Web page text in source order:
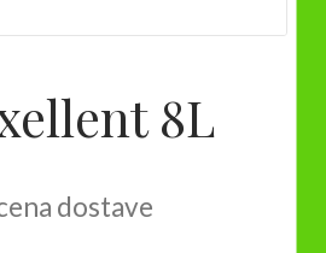
8L
dostave